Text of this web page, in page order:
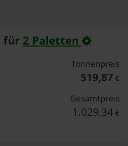
für 2 Paletten
Tonnenpreis
519,87 €
Gesamtpreis
1.029,34 €